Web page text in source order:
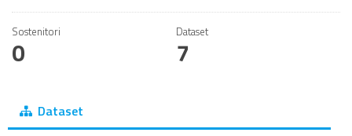
Sostenitori
0
Dataset
7
Dataset